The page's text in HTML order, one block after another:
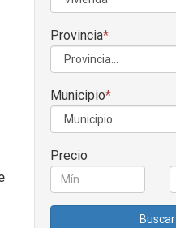
Provincia*
Municipio*
Precio
Buscar